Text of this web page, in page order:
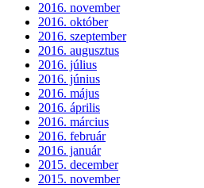
2016. november
2016. október
2016. szeptember
2016. augusztus
2016. július
2016. június
2016. május
2016. április
2016. március
2016. február
2016. január
2015. december
2015. november